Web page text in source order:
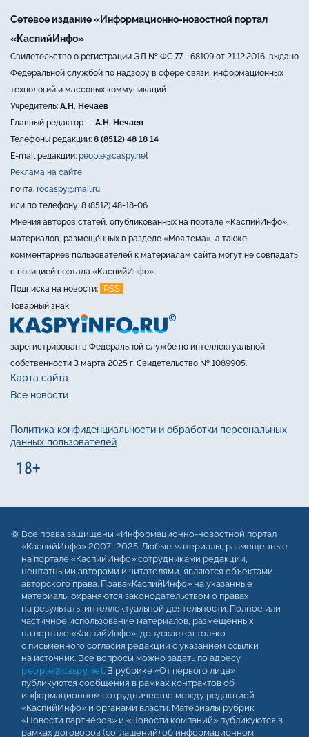
Сетевое издание «Информационно-новостной портал
«КаспийИнфо»
Свидетельство о регистрации ЭЛ № ФС 77 - 68109 от 21.12.2016, выдано
Федеральной службой по надзору в сфере связи, информационных
технологий и массовых коммуникаций
Учредитель: А.Н. Нечаев
Главный редактор — А.Н. Нечаев
Телефоны редакции: 8 (8512) 48 18 14
E-mail редакции: people@caspy.net
Реклама на сайте
почта: rocaspy@mail.ru
или по телефону: 8 (8512) 48-18-06
Мнения авторов статей, опубликованных на портале «КаспийИнфо»,
материалов, размещённых в разделе «Моя тема», а также
комментариев пользователей к материалам сайта могут не совпадать
с позицией портала «КаспийИнфо».
Подписка на новости:
RSS
Товарный знак
зарегистрирован в Федеральной службе по интеллектуальной
собственности 3 марта 2025 г. Свидетельство № 1089905.
Карта сайта
Все новости
Политика конфиденциальности и обработки персональных
данных пользователей
Все права защищены «Информационно-новостной портал
«КаспийИнфо» 2007–2025. Любые материалы, размещенные
на портале «КаспийИнфо» сотрудниками редакции,
нештатными авторами и читателями, являются объектами
авторского права. Права«КаспийИнфо» на указанные
материалы охраняются законодательством о правах
на результаты интеллектуальной деятельности. Полное или
частичное использование материалов, размещенных
на портале «КаспийИнфо», допускается только
с письменного согласия редакции с указанием ссылки
на источник. Все вопросы можно задать по адресу
people@caspy.net. В рубрике «От первого лица»
публикуются сообщения в рамках контрактов об
информационном сотрудничестве между редакцией
«КаспийИнфо» и органами власти. Материалы рубрик
«Новости партнёров» и «Новости компаний» публикуются в
рамках договоров (соглашений) об информационном